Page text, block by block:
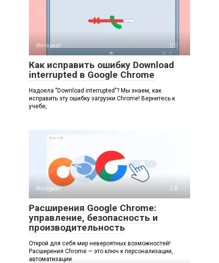
Интернет 0
Как исправить ошибку Download
interrupted в Google Chrome
Надоела "Download interrupted"? Мы знаем, как
исправить эту ошибку загрузки Chrome! Вернитесь к
учебе,
Интернет 0
Расширения Google Chrome:
управление, безопасность и
производительность
Открой для себя мир невероятных возможностей!
Расширения Chrome — это ключ к персонализации,
автоматизации